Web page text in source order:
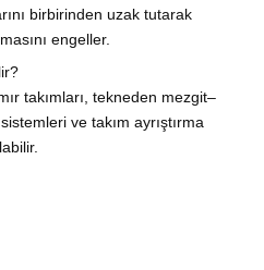
birbirinden uzak tutarak
engeller.
takımları, tekneden mezgit–
ve takım ayrıştırma